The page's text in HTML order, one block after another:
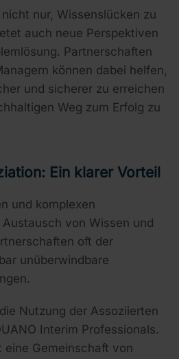
nur, Wissenslücken zu
auch neue Perspektiven
Partnerschaften
können dabei helfen,
und sicherer zu erreichen
Weg zum Erfolg zu
Ein klarer Vorteil
und komplexen
von Wissen und
oft der
unüberwindbare
Nutzung der Assoziierten
Interim Professionals.
eine Gemeinschaft von